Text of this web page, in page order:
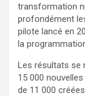
transformation
profondément
pilote lancé en
la
Les résultats se
15 000
de 11 000